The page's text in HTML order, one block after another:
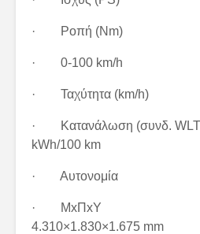
· Ροπή
· 0-100 km/
· Ταχύτητα
· Κατανάλωση (συνδ.
kWh/100 km
· Αυτονομία
·
4.310×1.830×1.675 mm